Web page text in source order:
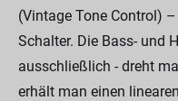
(Vintage Tone Control)
Schalter. Die Bass- und
ausschließlich - dreht
erhält man einen